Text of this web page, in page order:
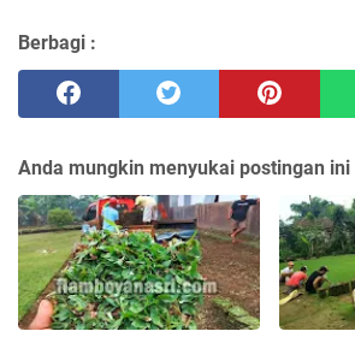
Berbagi :
Anda mungkin menyukai postingan ini